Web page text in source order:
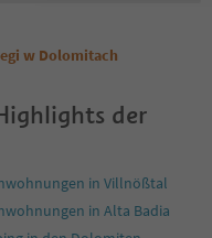
w Dolomitach
der
in Villnößtal
in Alta Badia